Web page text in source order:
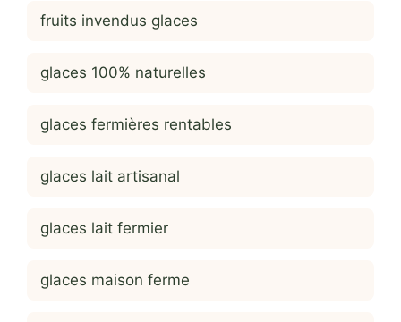
fruits invendus glaces
glaces 100% naturelles
glaces fermières rentables
glaces lait artisanal
glaces lait fermier
glaces maison ferme